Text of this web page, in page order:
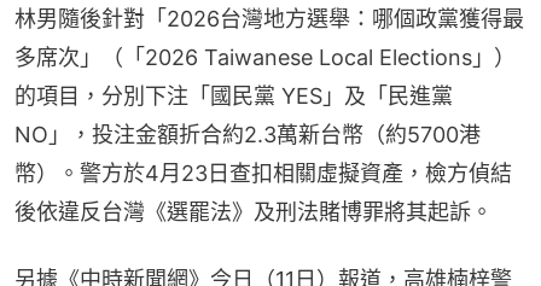
林男隨後針對「2026台灣地方選舉：哪個政黨獲得最
多席次」（「2026 Taiwanese Local Elections」）
的項目，分別下注「國民黨 YES」及「民進黨
NO」，投注金額折合約2.3萬新台幣（約5700港
幣）。警方於4月23日查扣相關虛擬資產，檢方偵結
後依違反台灣《選罷法》及刑法賭博罪將其起訴。
另據《中時新聞網》今日（11日）報道，高雄楠梓警